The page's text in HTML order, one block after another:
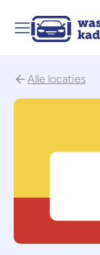
Alle locaties